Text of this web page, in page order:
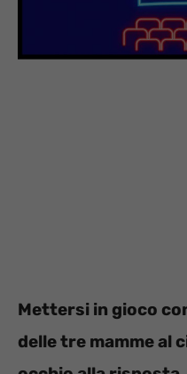
Mettersi in gioco
delle tre mamme al